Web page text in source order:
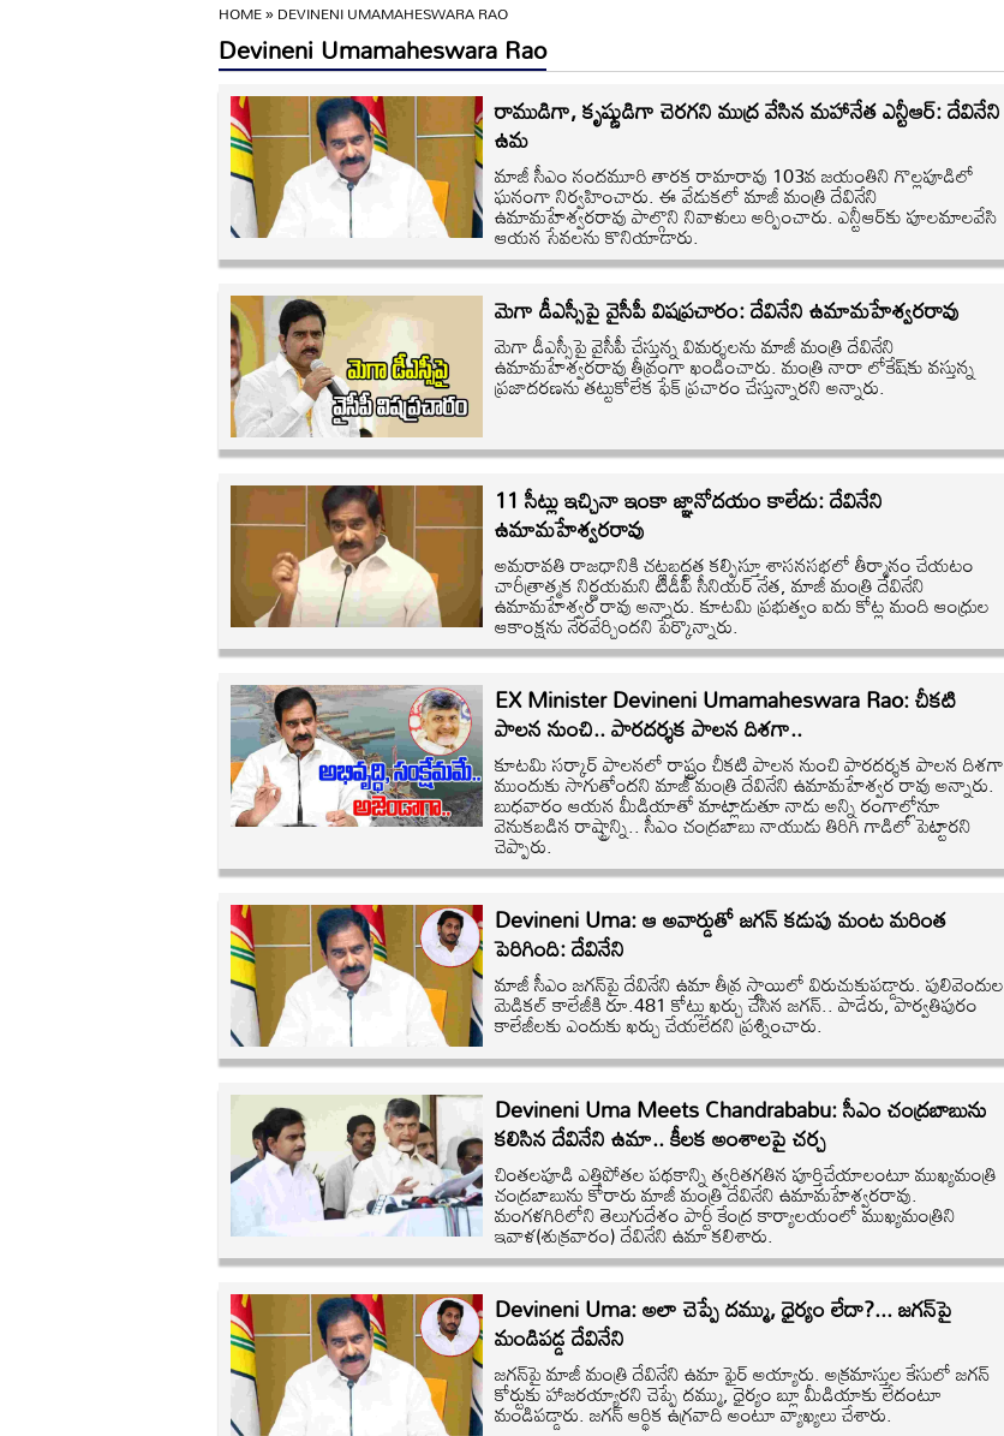
HOME»DEVINENI UMAMAHESWARA RAO
Devineni Umamaheswara Rao
రాముడిగా, కృష్ణుడిగా చెరగని ముద్ర వేసిన మహానేత ఎన్టీఆర్: దేవినేని
ఉమ
మాజీ సీఎం నందమూరి తారక రామారావు 103వ జయంతిని గొల్లపూడిలో
ఘనంగా నిర్వహించారు. ఈ వేడుకలో మాజీ మంత్రి దేవినేని
ఉమామహేశ్వరరావు పాల్గొని నివాళులు అర్పించారు. ఎన్టీఆర్‌కు పూలమాలవేసి
ఆయన సేవలను కొనియాడారు.
మెగా డీఎస్సీపై వైసీపీ విషప్రచారం: దేవినేని ఉమామహేశ్వరరావు
మెగా డీఎస్సీపై వైసీపీ చేస్తున్న విమర్శలను మాజీ మంత్రి దేవినేని
ఉమామహేశ్వరరావు తీవ్రంగా ఖండించారు. మంత్రి నారా లోకేష్‌కు వస్తున్న
ప్రజాదరణను తట్టుకోలేక ఫేక్ ప్రచారం చేస్తున్నారని అన్నారు.
11 సీట్లు ఇచ్చినా ఇంకా జ్ఞానోదయం కాలేదు: దేవినేని
ఉమామహేశ్వరరావు
అమరావతి రాజధానికి చట్టబద్ధత కల్పిస్తూ శాసనసభలో తీర్మానం చేయటం
చారీత్రాత్మక నిర్ణయమని టీడీపీ సీనియర్ నేత, మాజీ మంత్రి దేవినేని
ఉమామహేశ్వర రావు అన్నారు. కూటమి ప్రభుత్వం ఐదు కోట్ల మంది ఆంధ్రుల
ఆకాంక్షను నేరవేర్చిందని పేర్కొన్నారు.
EX Minister Devineni Umamaheswara Rao: చీకటి
పాలన నుంచి.. పారదర్శక పాలన దిశగా..
కూటమి సర్కార్ పాలనలో రాష్ట్రం చీకటి పాలన నుంచి పారదర్శక పాలన దిశగా
ముందుకు సాగుతోందని మాజీ మంత్రి దేవినేని ఉమామహేశ్వర రావు అన్నారు.
బుధవారం ఆయన మీడియాతో మాట్లాడుతూ నాడు అన్ని రంగాల్లోనూ
వెనుకబడిన రాష్ట్రాన్ని.. సీఎం చంద్రబాబు నాయుడు తిరిగి గాడిలో పెట్టారని
చెప్పారు.
Devineni Uma: ఆ అవార్డుతో జగన్ కడుపు మంట మరింత
పెరిగింది: దేవినేని
మాజీ సీఎం జగన్‌పై దేవినేని ఉమా తీవ్ర స్థాయిలో విరుచుకుపడ్డారు. పులివెందుల
మెడికల్ కాలేజీకి రూ.481 కోట్లు ఖర్చు చేసిన జగన్.. పాడేరు, పార్వతిపురం
కాలేజీలకు ఎందుకు ఖర్చు చేయలేదని ప్రశ్నించారు.
Devineni Uma Meets Chandrababu: సీఎం చంద్రబాబును
కలిసిన దేవినేని ఉమా.. కీలక అంశాలపై చర్చ
చింతలపూడి ఎత్తిపోతల పథకాన్ని త్వరితగతిన పూర్తిచేయాలంటూ ముఖ్యమంత్రి
చంద్రబాబును కోరారు మాజీ మంత్రి దేవినేని ఉమామహేశ్వరరావు.
మంగళగిరిలోని తెలుగుదేశం పార్టీ కేంద్ర కార్యాలయంలో ముఖ్యమంత్రిని
ఇవాళ(శుక్రవారం) దేవినేని ఉమా కలిశారు.
Devineni Uma: అలా చెప్పే దమ్ము, ధైర్యం లేదా?... జగన్‌పై
మండిపడ్డ దేవినేని
జగన్‌పై మాజీ మంత్రి దేవినేని ఉమా ఫైర్ అయ్యారు. అక్రమాస్తుల కేసులో జగన్‌
కోర్టుకు హాజరయ్యారని చెప్పే దమ్ము, ధైర్యం బ్లూ మీడియాకు లేదంటూ
మండిపడ్డారు. జగన్ ఆర్థిక ఉగ్రవాది అంటూ వ్యాఖ్యలు చేశారు.